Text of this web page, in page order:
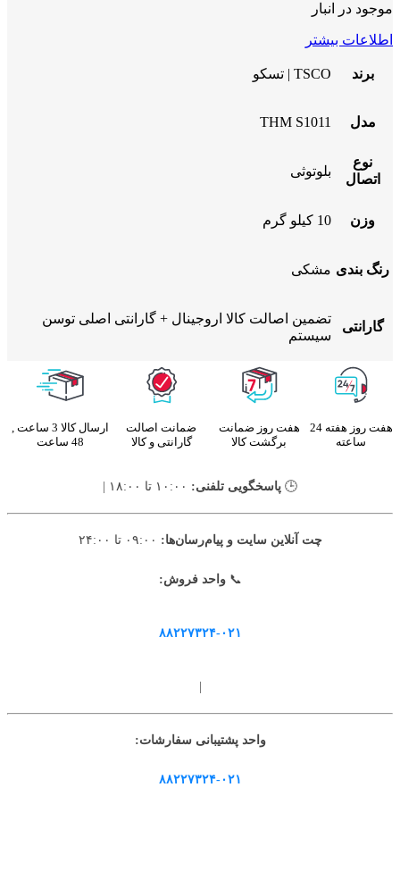
موجود در انبار
اطلاعات بیشتر
برند TSCO | تسکو
مدل THM S1011
نوع
اتصال
بلوتوثی
وزن 10 کیلو گرم
رنگ بندی مشکی
گارانتی
تضمین اصالت کالا اروجینال + گارانتی اصلی توسن
سیستم
هفت روز هفته 24
ساعته
هفت روز ضمانت
برگشت کالا
ضمانت اصالت
گارانتی و کالا
ارسال کالا 3 ساعت ,
48 ساعت
🕒 پاسخگویی تلفنی:
چت آنلاین سایت و پیام‌رسان‌ها:
📞واحد فروش:
۸۸۲۲۷۳۲۴-۰۲۱
واحد پشتیبانی سفارشات:
۸۸۲۲۷۳۲۴-۰۲۱